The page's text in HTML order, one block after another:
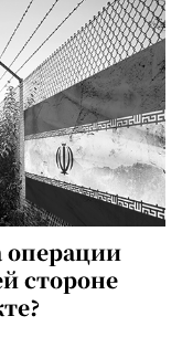
операции
стороне